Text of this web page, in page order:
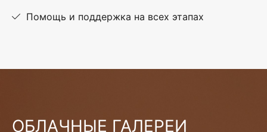
Помощь и поддержка на всех этапах
ОБЛАЧНЫЕ ГАЛЕРЕИ